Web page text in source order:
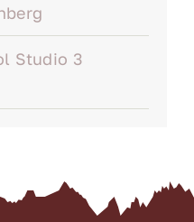
Studio 3